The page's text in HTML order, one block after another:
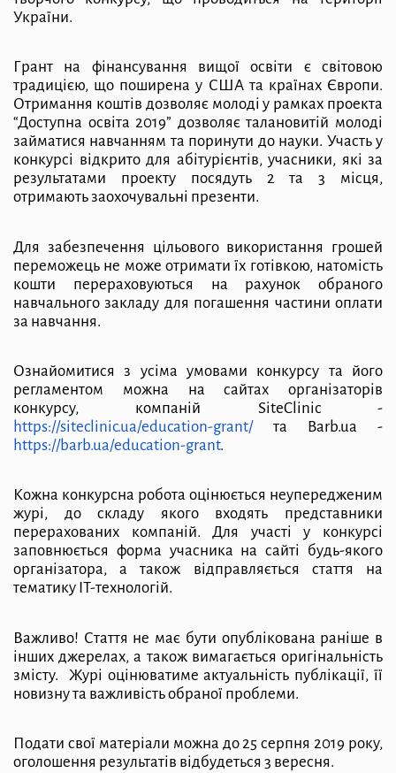
України.
Грант на фінансування вищої освіти є світовою
традицією, що поширена у США та країнах Європи.
Отримання коштів дозволяє молоді у рамках проекта
“Доступна освіта 2019” дозволяє талановитій молоді
займатися навчанням та поринути до науки. Участь у
конкурсі відкрито для абітурієнтів, учасники, які за
результатами проекту посядуть 2 та 3 місця,
отримають заохочувальні презенти.
Для забезпечення цільового використання грошей
переможець не може отримати їх готівкою, натомість
кошти перераховуються на рахунок обраного
навчального закладу для погашення частини оплати
за навчання.
Ознайомитися з усіма умовами конкурсу та його
регламентом можна на сайтах організаторів
конкурсу, компаній SiteClinic -
https://siteclinic.ua/education-grant/та Barb.ua -
https://barb.ua/education-grant.
Кожна конкурсна робота оцінюється неупередженим
журі, до складу якого входять представники
перерахованих компаній. Для участі у конкурсі
заповнюється форма учасника на сайті будь-якого
організатора, а також відправляється стаття на
тематику IT-технологій.
Важливо! Стаття не має бути опублікована раніше в
інших джерелах, а також вимагається оригінальність
змісту.
Журі оцінюватиме актуальність публікації, її
новизну та важливість обраної проблеми.
Подати свої матеріали можна до 25 серпня 2019 року,
оголошення результатів відбудеться 3 вересня.